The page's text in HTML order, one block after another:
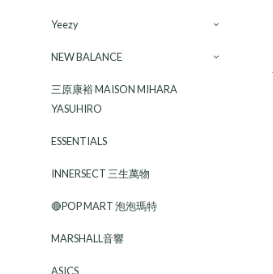
Yeezy
NEW BALANCE
三原康裕 MAISON MIHARA
YASUHIRO
ESSENTIALS
INNERSECT 三生萬物
🔴POP MART 泡泡瑪特
MARSHALL音響
ASICS